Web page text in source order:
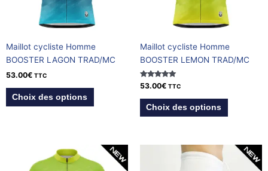
Maillot cycliste Homme
BOOSTER LAGON TRAD/MC
53.00€ TTC
Choix des options
peuvent
être
sur
la
du
Maillot cycliste Homme
BOOSTER LEMON TRAD/MC
Note
5.00
sur 5
53.00€ TTC
Choix des options
peuvent
être
sur
la
produit
Ce
produit
Ce
produit